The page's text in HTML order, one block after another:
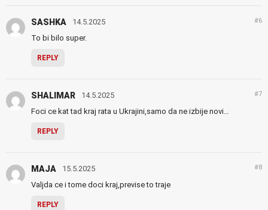
SASHKA 14.5.2025 #6
To bi bilo super.
REPLY
SHALIMAR 14.5.2025 #7
Foci ce kat tad kraj rata u Ukrajini,samo da ne izbije novi…
REPLY
MAJA 15.5.2025 #8
Valjda ce i tome doci kraj,previse to traje
REPLY